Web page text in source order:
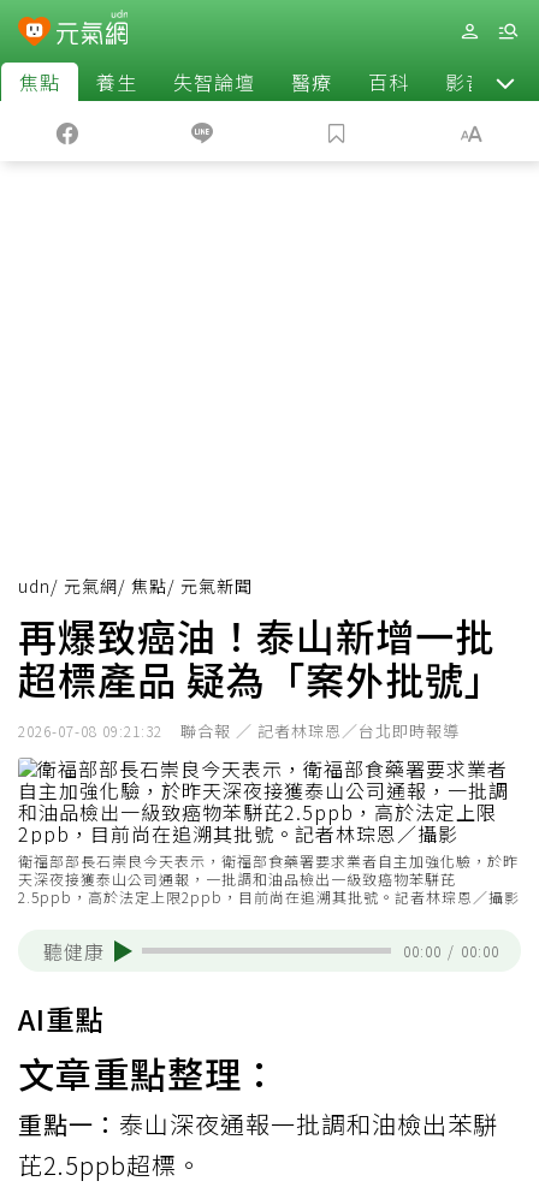
焦點 養生 失智論壇 醫療 百科 影音
udn/ 元氣網/ 焦點/ 元氣新聞
再爆致癌油！泰山新增一批
超標產品 疑為「案外批號」
2026-07-08 09:21:32 聯合報 ／ 記者林琮恩／台北即時報導
衛福部部長石崇良今天表示，衛福部食藥署要求業者自主加強化驗，於昨
天深夜接獲泰山公司通報，一批調和油品檢出一級致癌物苯駢芘
2.5ppb，高於法定上限2ppb，目前尚在追溯其批號。記者林琮恩／攝影
聽健康 00:00 / 00:00
AI重點
文章重點整理：
重點一： 泰山深夜通報一批調和油檢出苯駢
芘2.5ppb超標。